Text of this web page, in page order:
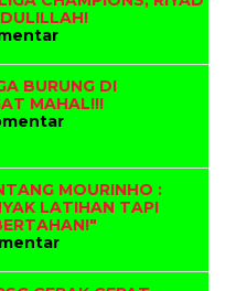
BURUNG DI
MAHAL!!!
MOURINHO :
LATIHAN TAPI